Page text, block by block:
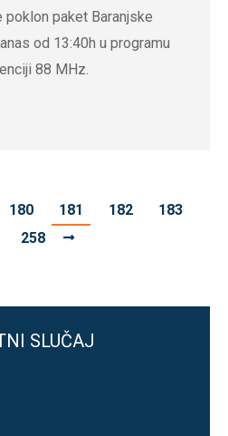
paket Baranjske
od 13:40h u programu
88 MHz.
180 181 182
183
258
SLUČAJ